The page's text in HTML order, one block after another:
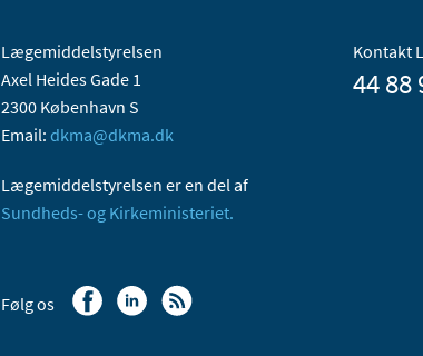
Lægemiddelstyrelsen
Axel Heides Gade 1
2300 København S
Email: dkma@dkma.dk
Lægemiddelstyrelsen er en del af
Sundheds- og Kirkeministeriet.
Kontakt
44 88
Følg os